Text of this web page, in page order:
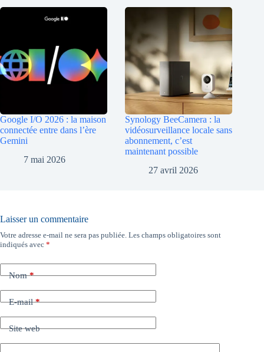
Google I/O 2026 : la maison
connectée entre dans l’ère
Gemini
7 mai 2026
Synology BeeCamera : la
vidéosurveillance locale sans
abonnement, c’est
maintenant possible
27 avril 2026
Laisser un commentaire
Votre adresse e-mail ne sera pas publiée. Les champs obligatoires sont
indiqués avec *
Nom*
E-mail*
Site web